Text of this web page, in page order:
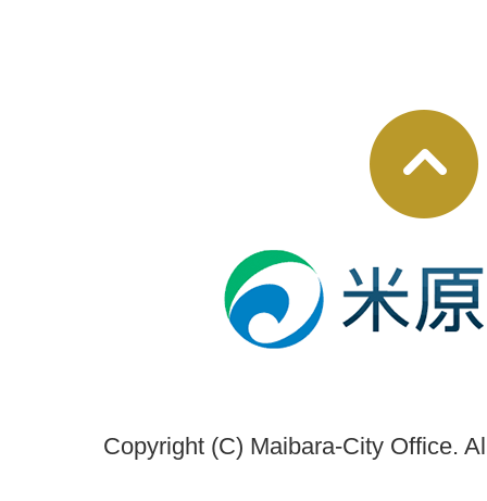
Copyright (C) Maibara-City Office.